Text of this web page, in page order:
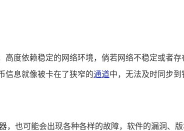
高度依赖稳定的网络环境，倘若网络不稳定或者
信息就像被卡在了狭窄的通道中，无法及时同步到
，也可能会出现各种各样的故障，软件的漏洞